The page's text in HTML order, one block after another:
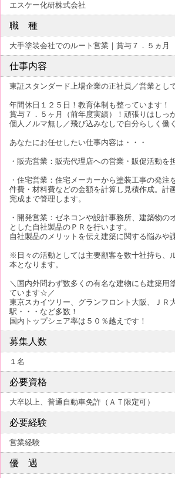
エスケー化研株式会社
職 種
大手塗装会社でのルート営業｜賞与７．５ヵ月
仕事内容
東証スタンダード上場企業の正社員／営業とし
年間休日１２５日！教育体制も整っています！
賞与７．５ヶ月（前年度実績）！頑張りはしっ
個人ノルマ無し／飛び込みなしで自分らしく働
あなたにお任せしたい仕事内容は・・・
・販売営業：販売代理店への営業・販促活動を
・住宅営業：住宅メーカーから塗装工事の発注
件費・材料費などの金額を計算し見積作成。計
完成まで管理します。
・開発営業：ゼネコンや設計事務所、建築物の
とした自社製品のＰＲを行います。
自社製品のメリットを伝え建築に関する悩みや
※日々の活動としては主要顧客を数十社持ち、
本となります。
＼国内外問わず数多くの有名な建物にも建築用
ています☆／
東京スカイツリー、グランフロント大阪、ＪＲ
駅・・・など多数！
国内トップシェア率は５０％越えです！
募集人数
１名
必要資格
大卒以上、普通自動車免許（ＡＴ限定可）
必要経験
営業経験
優 遇